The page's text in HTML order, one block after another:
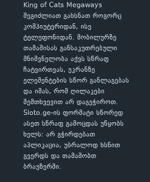
King of Cats Megaways
შეგიძლიათ გახსნათ როგორც
კომპიუტერიდან, ისე
ტელეფონიდან. მობილურზე
თამაშისას განსაკუთრებული
მნიშვნელობა აქვს სწრაფ
ჩატვირთვას, ეკრანზე
ელემენტების სწორ განლაგებას
და იმას, რომ ღილაკები
შემთხვევით არ დაგეჭიროთ.
Sloto.ge-ის ფორმატი სწორედ
ასეთ სწრაფ გამოცდას უწყობს
ხელს: არ გჭირდებათ
აპლიკაცია, უბრალოდ ხსნით
გვერდს და თამაშობთ
ბრაუზერში.